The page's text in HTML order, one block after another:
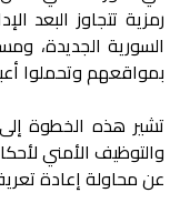
رمزية تتجاوز البعد
السورية الجديدة،
بمواقعهم وتحملوا
تشير هذه الخطوة
والتوظيف الأمني
عن محاولة إعادة